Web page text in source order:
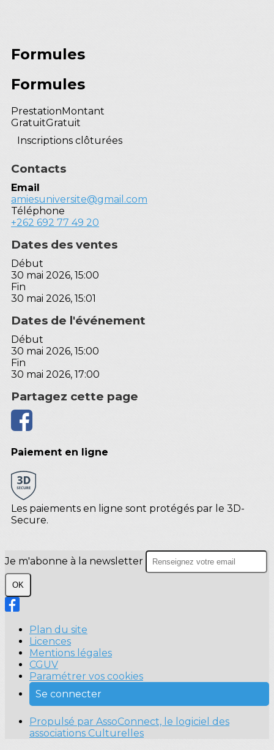
Formules
Formules
PrestationMontant
GratuitGratuit
Inscriptions clôturées
Contacts
Email
amiesuniversite@gmail.com
Téléphone
+262 692 77 49 20
Dates des ventes
Début
30 mai 2026, 15:00
Fin
30 mai 2026, 15:01
Dates de l'événement
Début
30 mai 2026, 15:00
Fin
30 mai 2026, 17:00
Partagez cette page
Paiement en ligne
Les paiements en ligne sont protégés par le 3D-
Secure.
Je m'abonne à la newsletter
OK
Plan du site
Licences
Mentions légales
CGUV
Paramétrer vos cookies
Se connecter
Propulsé par AssoConnect, le logiciel des
associations Culturelles